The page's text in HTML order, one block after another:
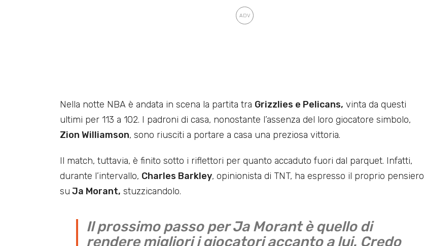
Nella notte NBA è andata in scena la partita tra Grizzlies e Pelicans, vinta da questi
ultimi per 113 a 102. I padroni di casa, nonostante l’assenza del loro giocatore simbolo,
Zion Williamson, sono riusciti a portare a casa una preziosa vittoria.
Il match, tuttavia, è finito sotto i riflettori per quanto accaduto fuori dal parquet. Infatti,
durante l’intervallo, Charles Barkley, opinionista di TNT, ha espresso il proprio pensiero
su Ja Morant, stuzzicandolo.
Il prossimo passo per Ja Morant è quello di
rendere migliori i giocatori accanto a lui. Credo